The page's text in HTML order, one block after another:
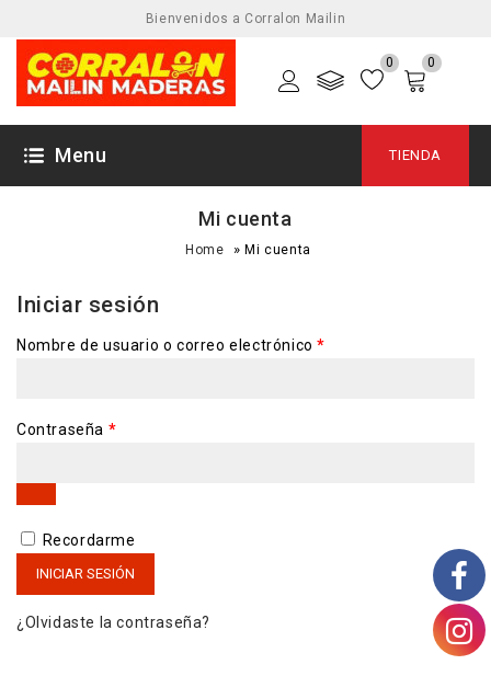
Bienvenidos a Corralon Mailin
0 0
Menu TIENDA
Mi cuenta
Home »Mi cuenta
Iniciar sesión
Nombre de usuario o correo electrónico*
Contraseña *
Recordarme
INICIAR SESIÓN
¿Olvidaste la contraseña?